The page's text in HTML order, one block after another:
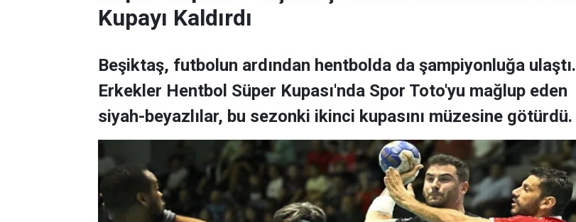
Kupayı Kaldırdı
Beşiktaş, futbolun ardından hentbolda da şampiyonluğa ulaştı.
Erkekler Hentbol Süper Kupası'nda Spor Toto'yu mağlup eden
siyah-beyazlılar, bu sezonki ikinci kupasını müzesine götürdü.